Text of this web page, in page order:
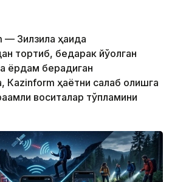
Зилзила ҳақида
тортиб, бедарак йўқолган
ёрдам берадиган
Кazinform ҳаётни сақлаб қолишга
воситалар тўпламини